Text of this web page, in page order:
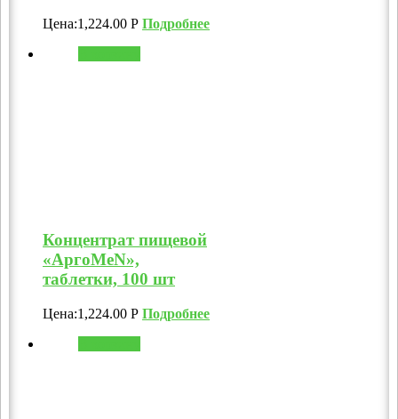
Цена:1,224.00 Р Подробнее
Концентрат пищевой
«АргоMeN»,
таблетки, 100 шт
Цена:1,224.00 Р Подробнее